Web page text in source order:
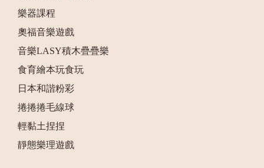
樂器課程
奧福音樂遊戲
音樂LASY積木疊疊樂
食育繪本玩食玩
日本和諧粉彩
捲捲捲毛線球
輕黏土捏捏
靜態樂理遊戲